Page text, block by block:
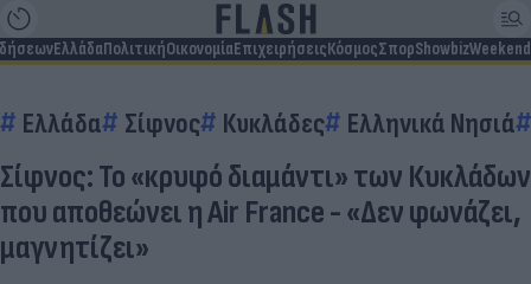
ΕλλάδαΠολιτικήΟικονομίαΕπιχειρήσειςΚόσμοςΣπορShowbizWeekend
Ελλάδα Σίφνος Κυκλάδες Ελληνικά Νησιά
Σίφνος: Το «κρυφό διαμάντι» των Κυκλάδων
που αποθεώνει η Air France - «Δεν φωνάζει,
μαγνητίζει»